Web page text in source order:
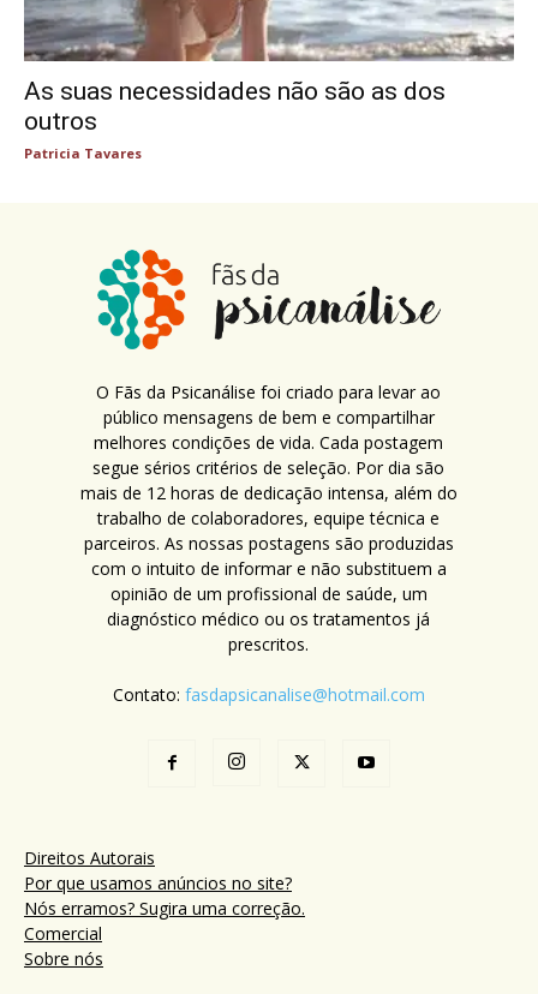
As suas necessidades não são as dos
outros
Patricia Tavares
O Fãs da Psicanálise foi criado para levar ao
público mensagens de bem e compartilhar
melhores condições de vida. Cada postagem
segue sérios critérios de seleção. Por dia são
mais de 12 horas de dedicação intensa, além do
trabalho de colaboradores, equipe técnica e
parceiros. As nossas postagens são produzidas
com o intuito de informar e não substituem a
opinião de um profissional de saúde, um
diagnóstico médico ou os tratamentos já
prescritos.
Contato: fasdapsicanalise@hotmail.com
Direitos Autorais
Por que usamos anúncios no site?
Nós erramos? Sugira uma correção.
Comercial
Sobre nós